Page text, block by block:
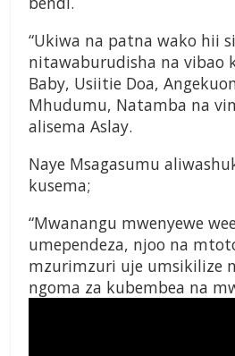
“Ukiwa na patna wako hii
nitawaburudisha na vibao
Baby, Usiitie Doa,
Mhudumu, Natamba na
alisema Aslay.
Naye Msagasumu
kusema;
“Mwanangu mwenyewe
umependeza, njoo na
mzurimzuri uje umsikilize
ngoma za kubembea na